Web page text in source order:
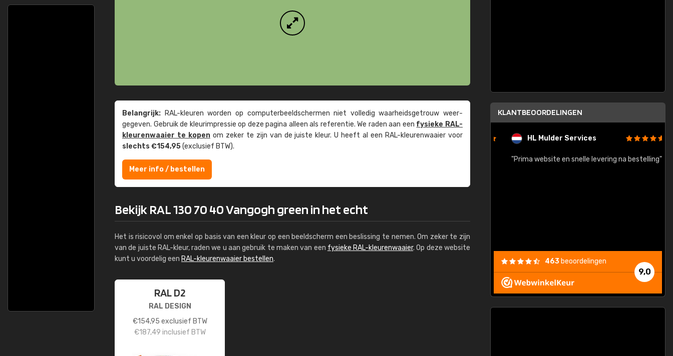
Belangrijk: RAL-kleuren worden op computer­beeld­schermen niet volledig waarheids­­getrouw weer­
gegeven. Gebruik de kleur­impressie op deze pagina alleen als referentie. We raden aan een fysieke RAL-
kleuren­waaier te kopenom zeker te zijn van de juiste kleur. U heeft al een RAL-kleuren­waaier voor
slechts €154,95(exclusief BTW).
Meer info / bestellen
Bekijk RAL 130 70 40 Vangogh green in het echt
Het is risicovol om enkel op basis van een kleur op een beeldscherm een beslissing te nemen. Om zeker te zijn
van de juiste RAL-kleur, raden we u aan gebruik te maken van een fysieke RAL-kleurenwaaier. Op deze website
kunt u voordelig een RAL-kleurenwaaier bestellen.
RAL D2
RAL DESIGN
€154,95 exclusief BTW
€187,49 inclusief BTW
KLANTBEOORDELINGEN
Kambier BV HL Mulder Services
"Prima website en snelle levering na bestelling"
9,0
463 beoordelingen